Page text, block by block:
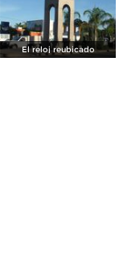
El reloj reubicado